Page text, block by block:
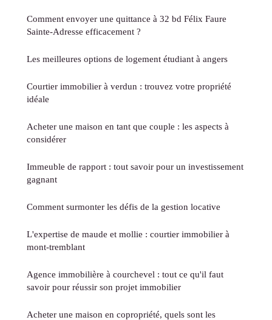
Comment envoyer une quittance à 32 bd Félix Faure
Sainte-Adresse efficacement ?
Les meilleures options de logement étudiant à angers
Courtier immobilier à verdun : trouvez votre propriété
idéale
Acheter une maison en tant que couple : les aspects à
considérer
Immeuble de rapport : tout savoir pour un investissement
gagnant
Comment surmonter les défis de la gestion locative
L'expertise de maude et mollie : courtier immobilier à
mont-tremblant
Agence immobilière à courchevel : tout ce qu'il faut
savoir pour réussir son projet immobilier
Acheter une maison en copropriété, quels sont les